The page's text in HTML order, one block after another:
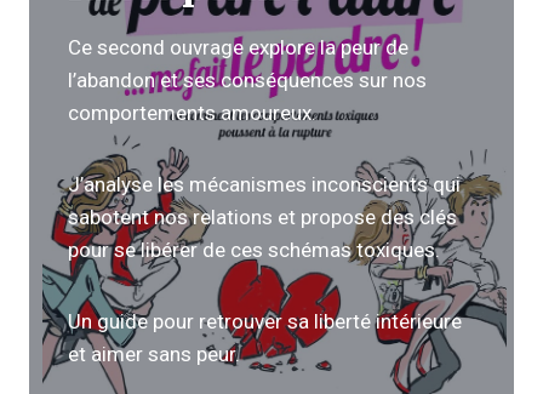
Ce second ouvrage explore la peur de
l’abandon et ses conséquences sur nos
comportements amoureux.
J’analyse les mécanismes inconscients qui
sabotent nos relations et propose des clés
pour se libérer de ces schémas toxiques.
Un guide pour retrouver sa liberté intérieure
et aimer sans peur.